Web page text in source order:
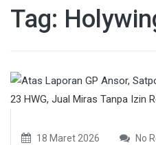
Tag:
18 Maret 2026 No